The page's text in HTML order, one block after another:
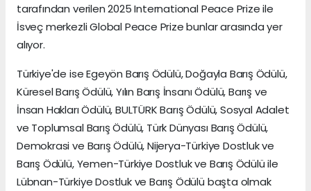
tarafından verilen 2025 International Peace Prize ile
İsveç merkezli Global Peace Prize bunlar arasında yer
alıyor.
Türkiye'de ise Egeyön Barış Ödülü, Doğayla Barış Ödülü,
Küresel Barış Ödülü, Yılın Barış İnsanı Ödülü, Barış ve
İnsan Hakları Ödülü, BULTÜRK Barış Ödülü, Sosyal Adalet
ve Toplumsal Barış Ödülü, Türk Dünyası Barış Ödülü,
Demokrasi ve Barış Ödülü, Nijerya-Türkiye Dostluk ve
Barış Ödülü, Yemen-Türkiye Dostluk ve Barış Ödülü ile
Lübnan-Türkiye Dostluk ve Barış Ödülü başta olmak